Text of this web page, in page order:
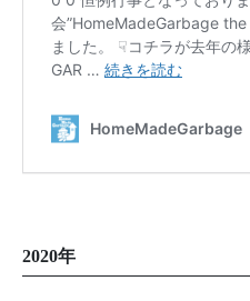
2020年